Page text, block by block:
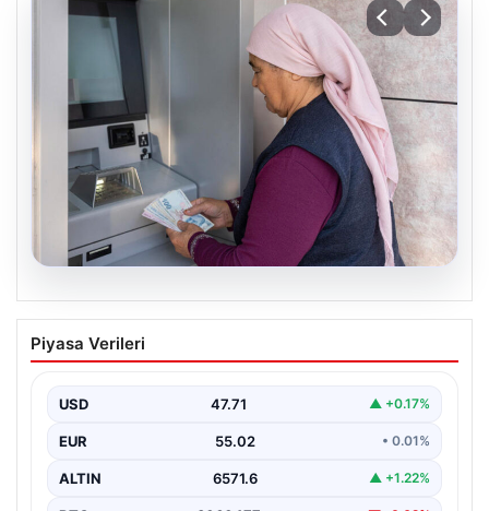
Emekli maaşı ödemeleri ne zaman
yatacak? SGK, Bağ-Kur, Emekli Sandığı
Piyasa Verileri
USD 47.71 ▲ +0.17%
EUR 55.02 • 0.01%
ALTIN 6571.6 ▲ +1.22%